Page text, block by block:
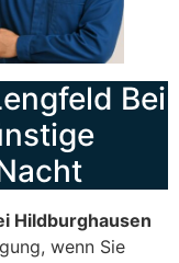
Bei
Hildburghausen
wenn Sie